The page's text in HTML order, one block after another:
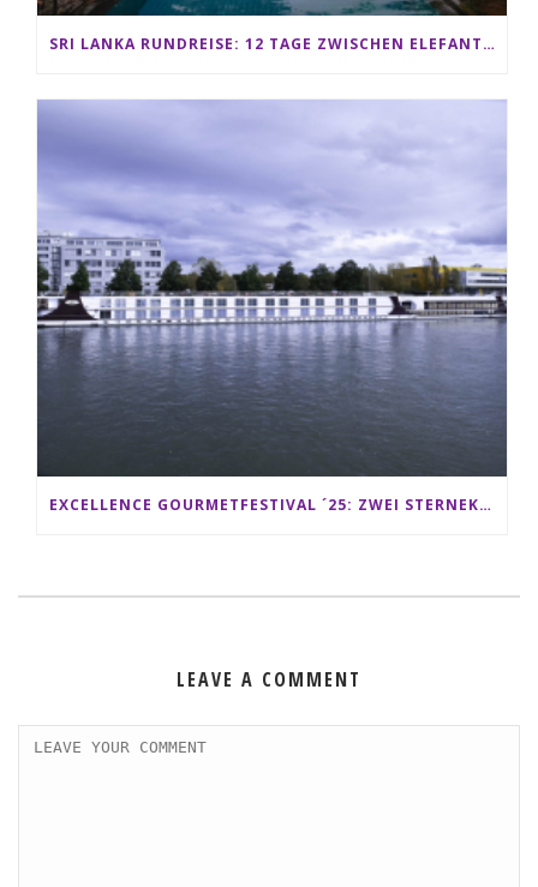
SRI LANKA RUNDREISE: 12 TAGE ZWISCHEN ELEFANTEN, TEEPLANTAGEN & STRAND ALS FAMILIE
EXCELLENCE GOURMETFESTIVAL ´25: ZWEI STERNEKÖCHE ANTONIO GUIDA & DARIO MORESCO VERWÖHNEN IHRE GÄSTE AUF EINER LUXERIÖSEN SCHIFFSREISE
LEAVE A COMMENT